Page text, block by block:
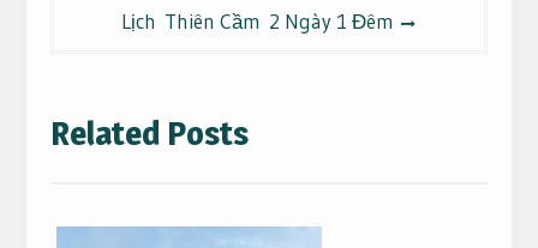
Lịch Thiên Cầm 2 Ngày 1 Đêm
Related Posts